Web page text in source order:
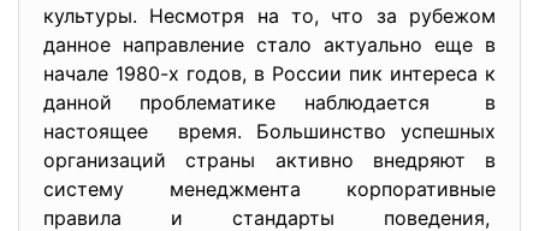
культуры. Несмотря на то, что за рубежом
данное направление стало актуально еще в
начале 1980-х годов, в России пик интереса к
данной проблематике наблюдается в
настоящее время. Большинство успешных
организаций страны активно внедряют в
систему менеджмента корпоративные
правила и стандарты поведения,